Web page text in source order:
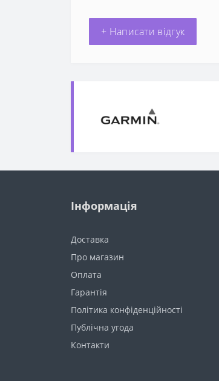
+ Написати відгук
Інформація
Доставка
Про магазин
Оплата
Гарантія
Політика конфіденційності
Публічна угода
Контакти